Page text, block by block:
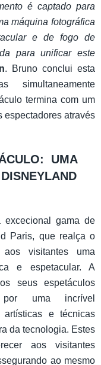
é captado para
máquina fotográfica
e de fogo de
para unificar este
. Bruno conclui esta
simultaneamente
termina com um
espectadores através
UMA
excecional gama de
Paris, que realça o
visitantes uma
e espetacular. A
seus espetáculos
por uma incrível
artísticas e técnicas
da tecnologia. Estes
aos visitantes
ao mesmo